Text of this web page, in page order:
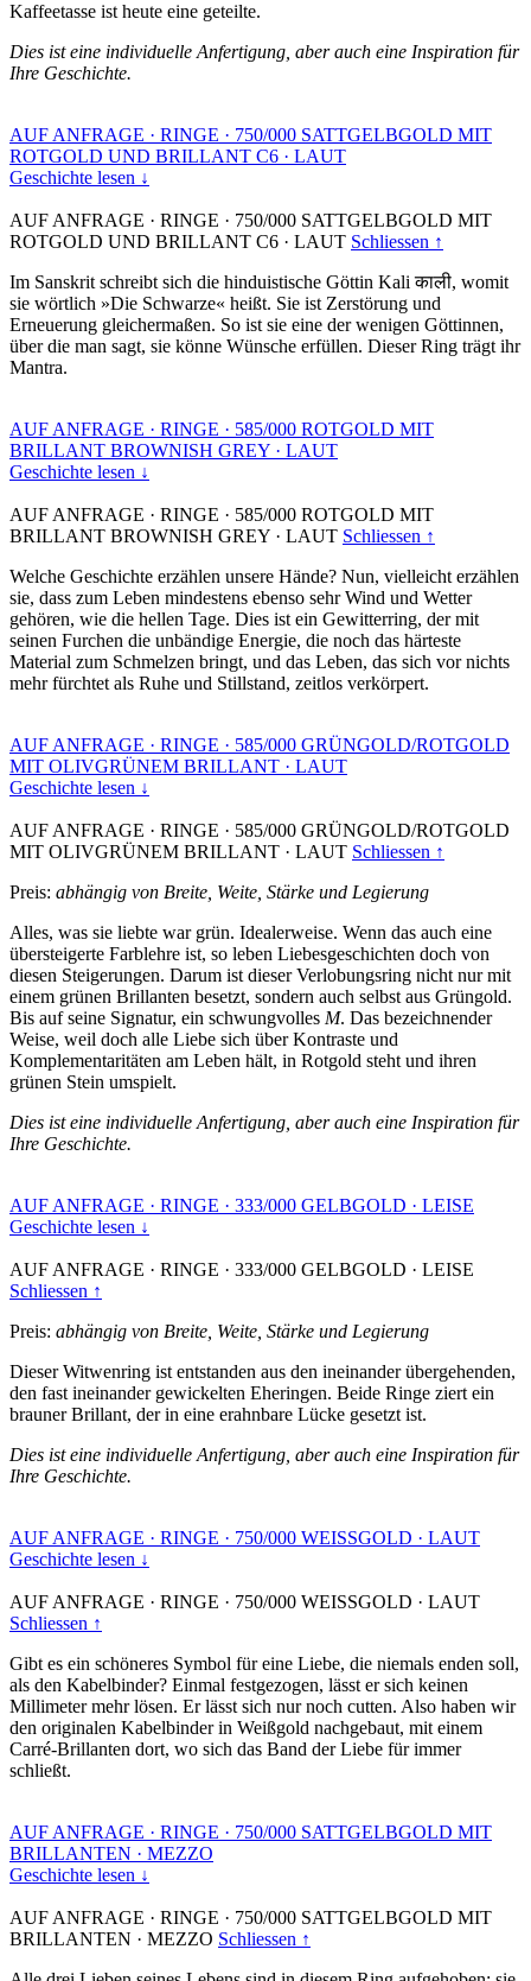
Kaffeetasse ist heute eine geteilte.
Dies ist eine individuelle Anfertigung, aber auch eine Inspiration für
Ihre Geschichte.
AUF ANFRAGE · RINGE · 750/000 SATTGELBGOLD MIT
ROTGOLD UND BRILLANT C6 · LAUT
Geschichte lesen ↓
AUF ANFRAGE · RINGE · 750/000 SATTGELBGOLD MIT
ROTGOLD UND BRILLANT C6 · LAUT Schliessen ↑
Im Sanskrit schreibt sich die hinduistische Göttin Kali काली, womit
sie wörtlich »Die Schwarze« heißt. Sie ist Zerstörung und
Erneuerung gleichermaßen. So ist sie eine der wenigen Göttinnen,
über die man sagt, sie könne Wünsche erfüllen. Dieser Ring trägt ihr
Mantra.
AUF ANFRAGE · RINGE · 585/000 ROTGOLD MIT
BRILLANT BROWNISH GREY · LAUT
Geschichte lesen ↓
AUF ANFRAGE · RINGE · 585/000 ROTGOLD MIT
BRILLANT BROWNISH GREY · LAUT Schliessen ↑
Welche Geschichte erzählen unsere Hände? Nun, vielleicht erzählen
sie, dass zum Leben mindestens ebenso sehr Wind und Wetter
gehören, wie die hellen Tage. Dies ist ein Gewitterring, der mit
seinen Furchen die unbändige Energie, die noch das härteste
Material zum Schmelzen bringt, und das Leben, das sich vor nichts
mehr fürchtet als Ruhe und Stillstand, zeitlos verkörpert.
AUF ANFRAGE · RINGE · 585/000 GRÜNGOLD/ROTGOLD
MIT OLIVGRÜNEM BRILLANT · LAUT
Geschichte lesen ↓
AUF ANFRAGE · RINGE · 585/000 GRÜNGOLD/ROTGOLD
MIT OLIVGRÜNEM BRILLANT · LAUT Schliessen ↑
Preis: abhängig von Breite, Weite, Stärke und Legierung
Alles, was sie liebte war grün. Idealerweise. Wenn das auch eine
übersteigerte Farblehre ist, so leben Liebesgeschichten doch von
diesen Steigerungen. Darum ist dieser Verlobungsring nicht nur mit
einem grünen Brillanten besetzt, sondern auch selbst aus Grüngold.
Bis auf seine Signatur, ein schwungvolles M. Das bezeichnender
Weise, weil doch alle Liebe sich über Kontraste und
Komplementaritäten am Leben hält, in Rotgold steht und ihren
grünen Stein umspielt.
Dies ist eine individuelle Anfertigung, aber auch eine Inspiration für
Ihre Geschichte.
AUF ANFRAGE · RINGE · 333/000 GELBGOLD · LEISE
Geschichte lesen ↓
AUF ANFRAGE · RINGE · 333/000 GELBGOLD · LEISE
Schliessen ↑
Preis: abhängig von Breite, Weite, Stärke und Legierung
Dieser Witwenring ist entstanden aus den ineinander übergehenden,
den fast ineinander gewickelten Eheringen. Beide Ringe ziert ein
brauner Brillant, der in eine erahnbare Lücke gesetzt ist.
Dies ist eine individuelle Anfertigung, aber auch eine Inspiration für
Ihre Geschichte.
AUF ANFRAGE · RINGE · 750/000 WEISSGOLD · LAUT
Geschichte lesen ↓
AUF ANFRAGE · RINGE · 750/000 WEISSGOLD · LAUT
Schliessen ↑
Gibt es ein schöneres Symbol für eine Liebe, die niemals enden soll,
als den Kabelbinder? Einmal festgezogen, lässt er sich keinen
Millimeter mehr lösen. Er lässt sich nur noch cutten. Also haben wir
den originalen Kabelbinder in Weißgold nachgebaut, mit einem
Carré-Brillanten dort, wo sich das Band der Liebe für immer
schließt.
AUF ANFRAGE · RINGE · 750/000 SATTGELBGOLD MIT
BRILLANTEN · MEZZO
Geschichte lesen ↓
AUF ANFRAGE · RINGE · 750/000 SATTGELBGOLD MIT
BRILLANTEN · MEZZO Schliessen ↑